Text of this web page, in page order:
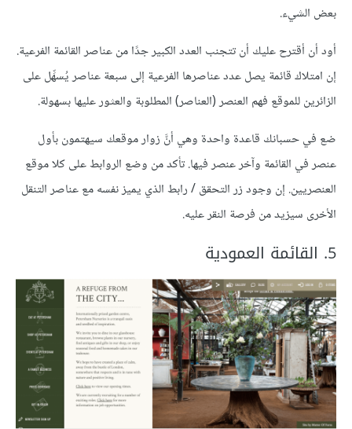
بعض الشيء.
أود أن أقترح عليك أن تتجنب العدد الكبير جدًا من عناصر القائمة الفرعية.
إن امتلاك قائمة يصل عدد عناصرها الفرعية إلى سبعة عناصر يُسهِّل على
الزائرين للموقع فهم العنصر (العناصر) المطلوبة والعثور عليها بسهولة.
ضع في حسبانك قاعدة واحدة وهي أنَّ زوار موقعك سيهتمون بأول
عنصر في القائمة وآخر عنصر فيها. تأكد من وضع الروابط على كلا موقع
العنصريين. إن وجود زر التحقق / رابط الذي يميز نفسه مع عناصر التنقل
الأخرى سيزيد من فرصة النقر عليه.
5. القائمة العمودية